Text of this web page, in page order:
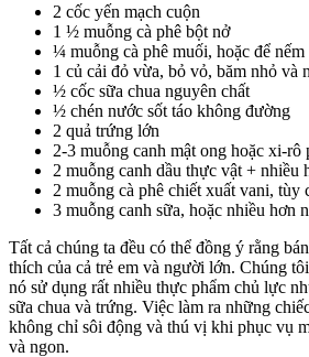
2 cốc yến mạch cuộn
1 ½ muỗng cà phê bột nở
¼ muỗng cà phê muối, hoặc để nếm
1 củ cải đỏ vừa, bỏ vỏ, băm nhỏ và
½ cốc sữa chua nguyên chất
½ chén nước sốt táo không đường
2 quả trứng lớn
2-3 muỗng canh mật ong hoặc xi-rô
2 muỗng canh dầu thực vật + nhiều
2 muỗng cà phê chiết xuất vani, tùy
3 muỗng canh sữa, hoặc nhiều hơn
Tất cả chúng ta đều có thể đồng ý rằng
thích của cả trẻ em và người lớn. Chúng
nó sử dụng rất nhiều thực phẩm chủ lực
sữa chua và trứng. Việc làm ra những
không chỉ sôi động và thú vị khi phục vụ
và ngon.